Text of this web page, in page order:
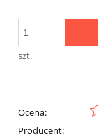
szt.
Ocena:
Producent: